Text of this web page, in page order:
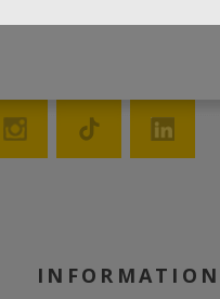
INFORMATION